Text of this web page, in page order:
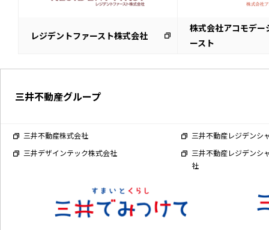
レジデントファースト株式会社
株式会社アコモデー
ースト
三井不動産グループ
三井不動産株式会社
三井不動産レジデンシ
三井デザインテック株式会社
三井不動産レジデンシ
社